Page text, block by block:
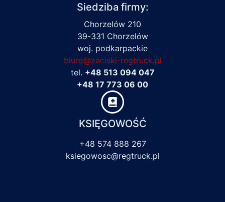
Siedziba firmy:
Chorzelów 210
39-331 Chorzelów
woj. podkarpackie
biuro@zaciski-regtruck.pl
tel. +48 513 094 047
+48 17 773 06 00
KSIĘGOWOŚĆ
+48 574 888 267
ksiegowosc@regtruck.pl